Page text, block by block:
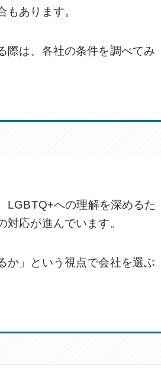
あります。
際は、各社の条件を調べてみ
LGBTQ+への理解を深めるた
応が進んでいます。
か」という視点で会社を選ぶ